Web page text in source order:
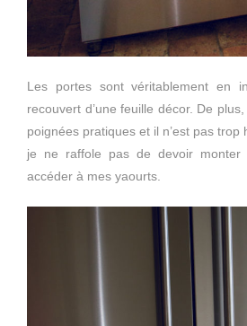
Les portes sont véritablement en
recouvert d’une feuille décor. De
poignées pratiques et il n’est pas trop
je ne raffole pas de devoir
accéder à mes yaourts.